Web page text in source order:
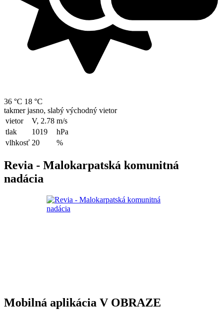
36 °C 18 °C
takmer jasno, slabý východný vietor
vietor
V, 2.78 m/s
tlak
1019
hPa
vlhkosť 20 %
Revia - Malokarpatská komunitná
nadácia
Mobilná aplikácia V OBRAZE